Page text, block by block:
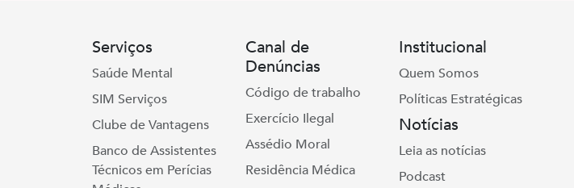
Serviços
Saúde Mental
SIM Serviços
Clube de Vantagens
Banco de Assistentes
Técnicos em Perícias
Canal de
Denúncias
Código de trabalho
Exercício Ilegal
Assédio Moral
Residência Médica
Institucional
Quem Somos
Políticas Estratégicas
Notícias
Leia as notícias
Podcast